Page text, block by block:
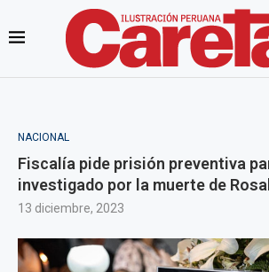
NACIONAL
Fiscalía pide prisión preventiva
investigado por la muerte de
13 diciembre, 2023